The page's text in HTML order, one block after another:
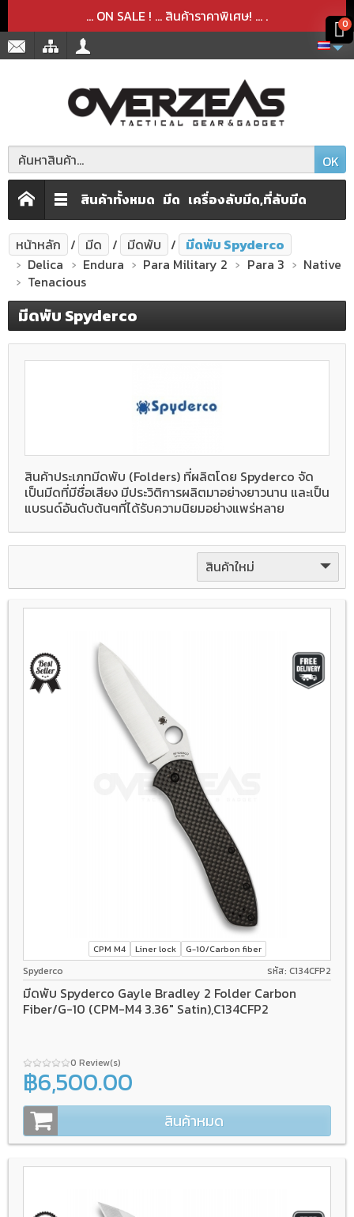
... ON SALE ! ... สินค้าราคาพิเศษ! ... .
OK
สินค้าทั้งหมด มีด เครื่องลับมีด,ที่ลับมีด
หน้าหลัก มีด มีดพับ
มีดพับ Spyderco
Delica
Endura Para Military 2 Para 3
Native
Tenacious
มีดพับ Spyderco
สินค้าประเภทมีดพับ (Folders) ที่ผลิตโดย Spyderco จัด
เป็นมีดที่มีชื่อเสียง มีประวิติการผลิตมาอย่างยาวนาน และเป็น
แบรนด์อันดับต้นๆที่ได้รับความนิยมอย่างแพร่หลาย
สินค้าใหม่
CPM M4 Liner lock G-10/Carbon fiber
Spyderco รหัส: C134CFP2
มีดพับ Spyderco Gayle Bradley 2 Folder Carbon
Fiber/G-10 (CPM-M4 3.36" Satin),C134CFP2
0 Review(s)
฿6,500.00
สินค้าหมด
สินค้าได้เพิ่มลงในตะกร้าเรียบร้อยแล้ว
สินค้าได้ถูกลบออกจากตะกร้าเรียบร้อยแล้ว
0